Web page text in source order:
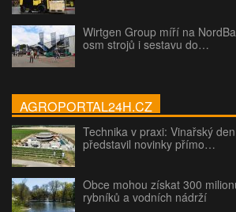
Wirtgen Group míří na
osm strojů i sestavu do…
AGROPORTAL24H.CZ
Technika v praxi: Vinařský
představil novinky přímo…
Obce mohou získat 300
rybníků a vodních nádrží